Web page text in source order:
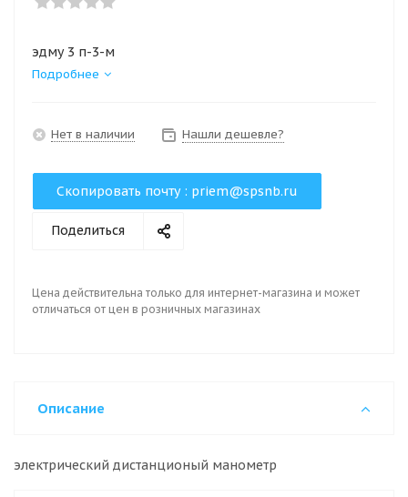
эдму 3 п-3-м
Подробнее
Нет в наличии Нашли дешевле?
Скопировать почту : priem@spsnb.ru
Поделиться
Цена действительна только для интернет-магазина и может
отличаться от цен в розничных магазинах
Описание
электрический дистанционый манометр